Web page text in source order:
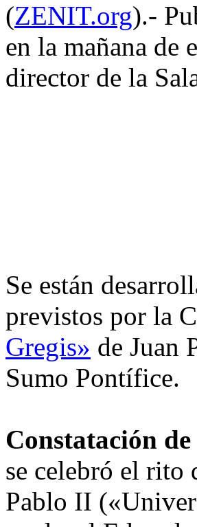
(ZENIT.org).-
en la mañana de
director de la
Se están
previstos por la
Gregis» de Juan
Sumo Pontífice.
Constatación
se celebró el rito
Pablo II